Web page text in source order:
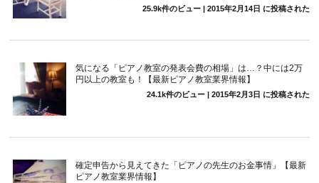
25.9k件のビュー| 2015年2月14日 に投稿された
気になる「ピアノ教室の発表会費の相場」は…？中には2万
円以上の教室も！【最新ピアノ教室業界情報】
24.1k件のビュー| 2015年2月3日 に投稿された
確定申告から見えてきた「ピアノの先生のお金事情」【最新
ピアノ教室業界情報】